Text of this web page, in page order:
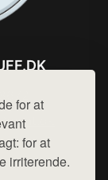
for at
for at
irriterende.
privatlivspolitik